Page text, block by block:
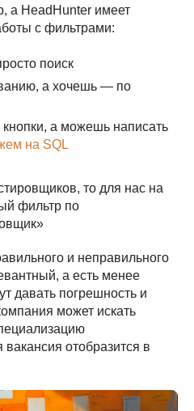
а HeadHunter имеет
с фильтрами:
поиск
а хочешь — по
а можешь написать
на SQL
то для нас на
фильтр по
и неправильного
а есть менее
давать погрешность и
может искать
отобразится в